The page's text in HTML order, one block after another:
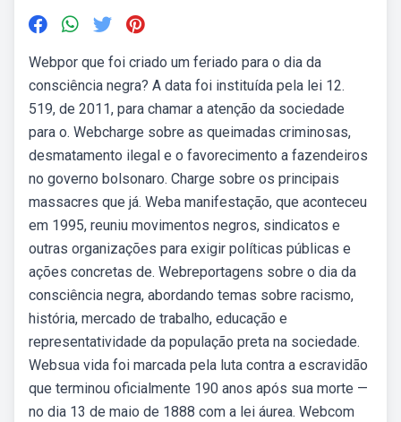
Webpor que foi criado um feriado para o dia da
consciência negra? A data foi instituída pela lei 12.
519, de 2011, para chamar a atenção da sociedade
para o. Webcharge sobre as queimadas criminosas,
desmatamento ilegal e o favorecimento a fazendeiros
no governo bolsonaro. Charge sobre os principais
massacres que já. Weba manifestação, que aconteceu
em 1995, reuniu movimentos negros, sindicatos e
outras organizações para exigir políticas públicas e
ações concretas de. Webreportagens sobre o dia da
consciência negra, abordando temas sobre racismo,
história, mercado de trabalho, educação e
representatividade da população preta na sociedade.
Websua vida foi marcada pela luta contra a escravidão
que terminou oficialmente 190 anos após sua morte —
no dia 13 de maio de 1888 com a lei áurea. Webcom